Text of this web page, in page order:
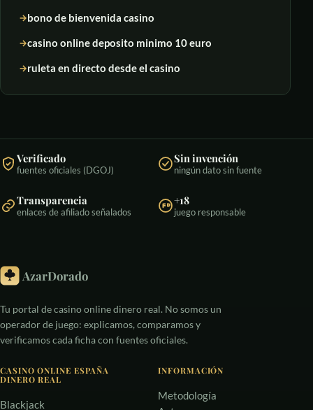
bono de bienvenida casino
casino online deposito minimo 10 euro
ruleta en directo desde el casino
Verificado
fuentes oficiales (DGOJ)
Sin invención
ningún dato sin fuente
Transparencia
enlaces de afiliado señalados
+18
juego responsable
AzarDorado
Tu portal de casino online dinero real. No somos un
operador de juego: explicamos, comparamos y
verificamos cada ficha con fuentes oficiales.
CASINO ONLINE ESPAÑA
DINERO REAL
Blackjack
INFORMACIÓN
Metodología